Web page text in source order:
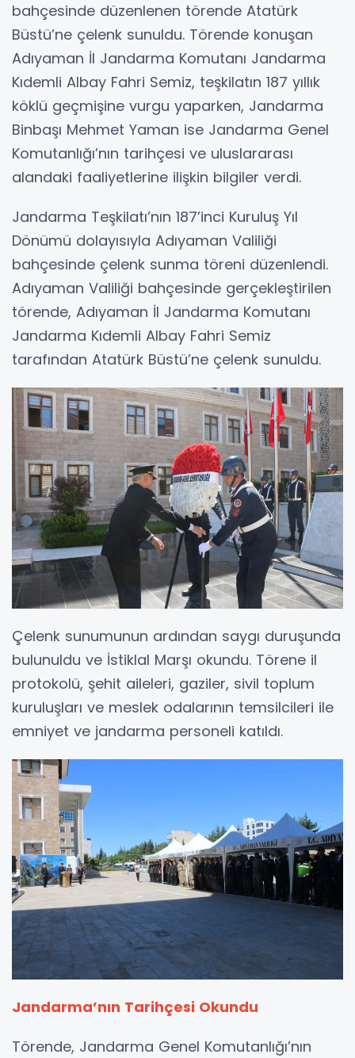
bahçesinde düzenlenen törende Atatürk
Büstü’ne çelenk sunuldu. Törende konuşan
Adıyaman İl Jandarma Komutanı Jandarma
Kıdemli Albay Fahri Semiz, teşkilatın 187 yıllık
köklü geçmişine vurgu yaparken, Jandarma
Binbaşı Mehmet Yaman ise Jandarma Genel
Komutanlığı’nın tarihçesi ve uluslararası
alandaki faaliyetlerine ilişkin bilgiler verdi.
Jandarma Teşkilatı’nın 187’inci Kuruluş Yıl
Dönümü dolayısıyla Adıyaman Valiliği
bahçesinde çelenk sunma töreni düzenlendi.
Adıyaman Valiliği bahçesinde gerçekleştirilen
törende, Adıyaman İl Jandarma Komutanı
Jandarma Kıdemli Albay Fahri Semiz
tarafından Atatürk Büstü’ne çelenk sunuldu.
Çelenk sunumunun ardından saygı duruşunda
bulunuldu ve İstiklal Marşı okundu. Törene il
protokolü, şehit aileleri, gaziler, sivil toplum
kuruluşları ve meslek odalarının temsilcileri ile
emniyet ve jandarma personeli katıldı.
Jandarma’nın Tarihçesi Okundu
Törende, Jandarma Genel Komutanlığı’nın